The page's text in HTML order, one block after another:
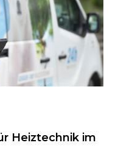
Heiztechnik im